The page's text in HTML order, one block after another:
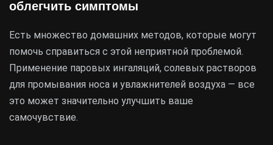
облегчить симптомы
Есть множество домашних методов, которые могут
помочь справиться с этой неприятной проблемой.
Применение паровых ингаляций, солевых растворов
для промывания носа и увлажнителей воздуха — все
это может значительно улучшить ваше
самочувствие.